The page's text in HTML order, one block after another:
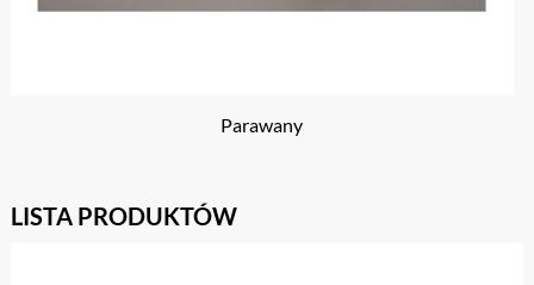
Parawany
LISTA PRODUKTÓW